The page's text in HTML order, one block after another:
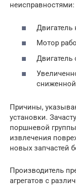
неисправностями:
Двигатель
Мотор
Двигатель
Причины,
установки.
поршневой
извлечения
новых запчастей
Производитель
агрегатов с